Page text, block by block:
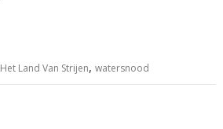
Het Land Van Strijen,watersnood